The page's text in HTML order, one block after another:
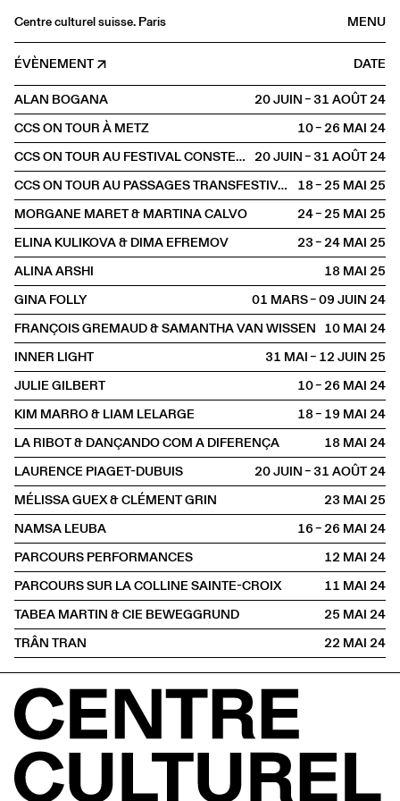
MENU
Centre culturel suisse. Paris
Agenda
Librairie
Buvette
Archives
Médiathèque
Éditions
Informations
FR/EN
HORS LES MURS Metz
ÉVÈNEMENT
DATE
ALAN BOGANA
20 JUIN – 31 AOÛT2024
CCS ON TOUR À METZ
10 – 26 MAI2024
CCS ON TOUR AU FESTIVAL CONSTELLATIONS 20 JUIN – 31 AOÛT2024
CCS ON TOUR AU PASSAGES TRANSFESTIVAL
18 – 25 MAI2025
MORGANE MARET & MARTINA CALVO
24 – 25 MAI2025
ELINA KULIKOVA & DIMA EFREMOV
23 – 24 MAI2025
ALINA ARSHI
18 MAI2025
GINA FOLLY
01 MARS – 09 JUIN2024
FRANÇOIS GREMAUD & SAMANTHA VAN WISSEN 10 MAI2024
INNER LIGHT
31 MAI – 12 JUIN2025
JULIE GILBERT
10 – 26 MAI2024
KIM MARRO & LIAM LELARGE
18 – 19 MAI2024
LA RIBOT & DANÇANDO COM A DIFERENÇA
18 MAI2024
LAURENCE PIAGET-DUBUIS
20 JUIN – 31 AOÛT2024
MÉLISSA GUEX & CLÉMENT GRIN
23 MAI2025
NAMSA LEUBA
16 – 26 MAI2024
PARCOURS PERFORMANCES
12 MAI2024
PARCOURS SUR LA COLLINE SAINTE-CROIX
11 MAI2024
TABEA MARTIN & CIE BEWEGGRUND
25 MAI2024
TRÂN TRAN
22 MAI2024